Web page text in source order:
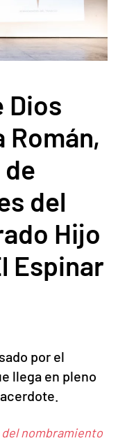
Dios
Román,
del
Hijo
Espinar
por el
llega en pleno
del nombramiento